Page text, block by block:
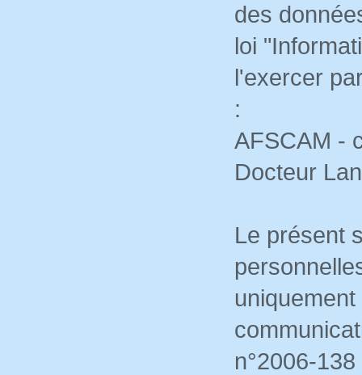
des
loi
l'exercer
:
AFSCAM -
Docteur
Le présent
n°2006-